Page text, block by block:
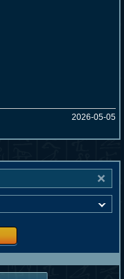
2026-05-05